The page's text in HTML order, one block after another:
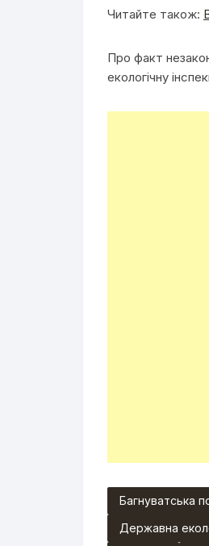
Читайте також:
Про факт
екологічну
Багнуватська
Державна